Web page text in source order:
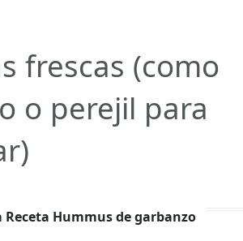
frescas (como
o perejil para
Receta Hummus de garbanzo